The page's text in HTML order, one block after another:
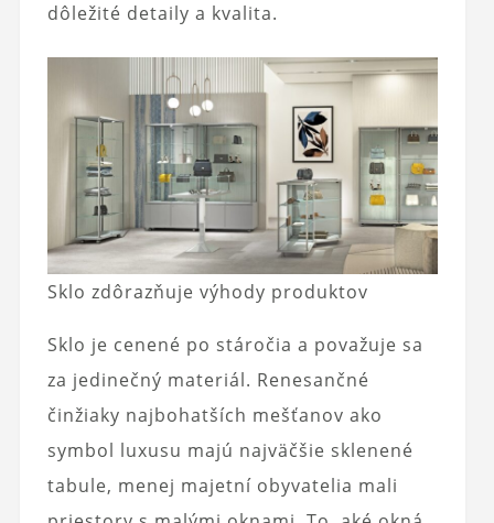
dôležité detaily a kvalita.
Sklo zdôrazňuje výhody produktov
Sklo je cenené po stáročia a považuje sa
za jedinečný materiál. Renesančné
činžiaky najbohatších mešťanov ako
symbol luxusu majú najväčšie sklenené
tabule, menej majetní obyvatelia mali